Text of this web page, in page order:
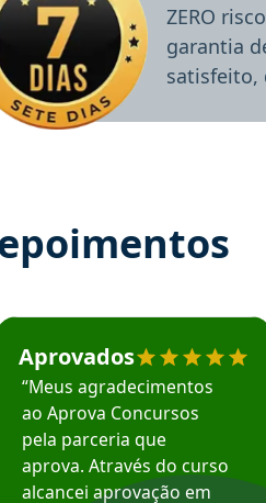
ZERO
garantia
satisfeito,
José recomenda o Aprova
Aprovados
“Meus agradecimentos
ao Aprova Concursos
pela parceria que
aprova. Através do curso
alcancei aprovação em